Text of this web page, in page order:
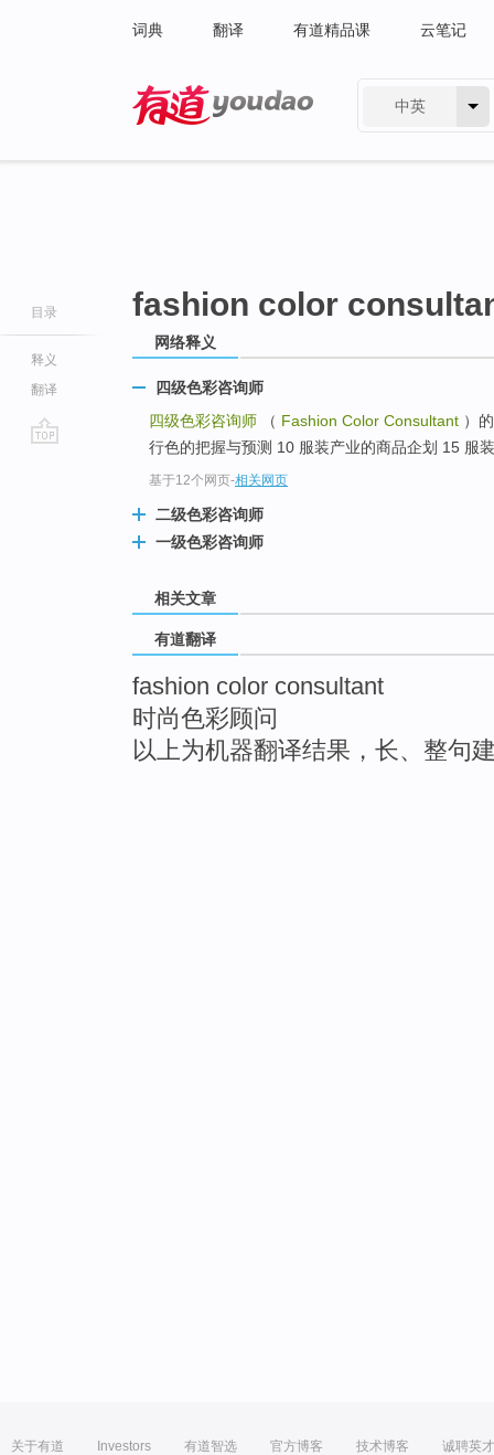
词典 翻译 有道精品课 云笔记
中英
目录
释义
翻译
fashion color
网络释义
四级色彩咨询师
四级色彩咨询师 （ Fashion Color Consultant ）
行色的把握与预测 10 服装产业的商品企划 15 服
基于12个网页-相关网页
二级色彩咨询师
一级色彩咨询师
相关文章
有道翻译
fashion color consultant
时尚色彩顾问
以上为机器翻译结果，长、整句
关于有道 Investors 有道智选 官方博客 技术博客 诚聘英才